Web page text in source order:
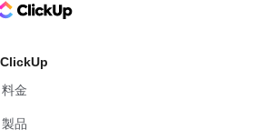
Logo
ClickUp
料金
製品